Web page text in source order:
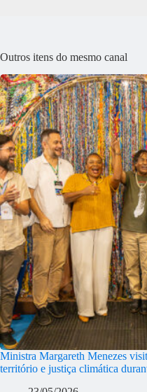
Outros itens do mesmo canal
Ministra Margareth Menezes
território e justiça climática